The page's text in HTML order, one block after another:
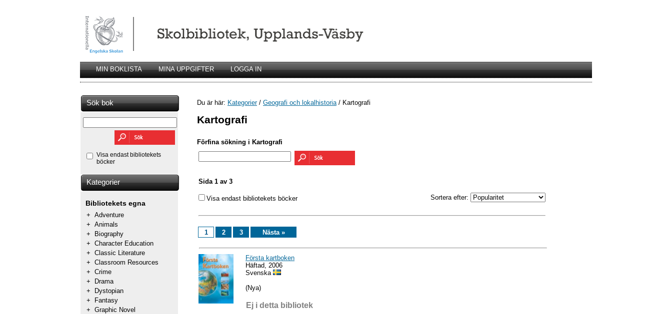
MIN BOKLISTA MINA UPPGIFTER LOGGA IN
Sök bok
Visa endast bibliotekets
böcker
Kategorier
Bibliotekets egna
+ Adventure
+ Animals
+
Biography
+ Character Education
+ Classic Literature
+ Classroom Resources
+ Crime
+
Drama
+
Dystopian
+
Fantasy
+ Graphic Novel
Du är här: Kategorier/ Geografi och lokalhistoria/ Kartografi
Kartografi
Förfina sökning i Kartografi
Sida 1 av 3
Visa endast bibliotekets böcker Sortera efter:
1 2 3 Nästa »
Första kartboken
Häftad, 2006
Svenska
(Nya)
Ej i detta bibliotek